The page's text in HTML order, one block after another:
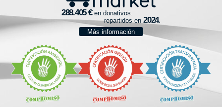
en donativos.
repartidos en
.
Más información